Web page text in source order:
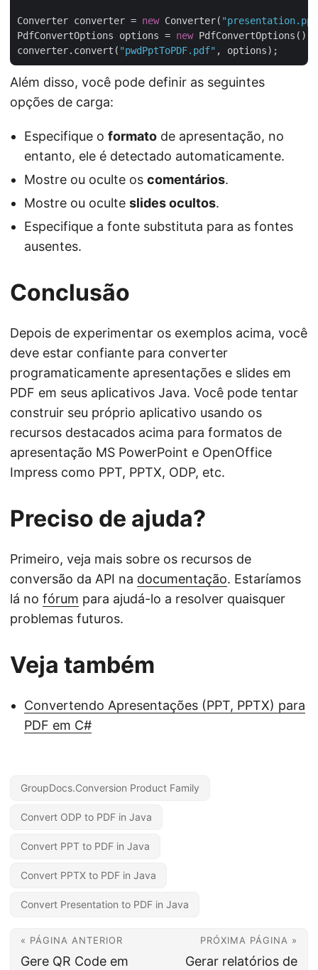
Converter converter = new Converter(
PdfConvertOptions options = new PdfConvertOptions();
converter.convert( "pwdPptToPDF.pdf"
Além disso, você pode definir as seguintes
opções de carga:
Especifique o formato de apresentação, no
entanto, ele é detectado automaticamente.
Mostre ou oculte os comentários.
Mostre ou oculte slides ocultos.
Especifique a fonte substituta para as fontes
ausentes.
Conclusão
Depois de experimentar os exemplos acima, você
deve estar confiante para converter
programaticamente apresentações e slides em
PDF em seus aplicativos Java. Você pode tentar
construir seu próprio aplicativo usando os
recursos destacados acima para formatos de
apresentação MS PowerPoint e OpenOffice
Impress como PPT, PPTX, ODP, etc.
Preciso de ajuda?
Primeiro, veja mais sobre os recursos de
conversão da API na documentação. Estaríamos
lá no fórum para ajudá-lo a resolver quaisquer
problemas futuros.
Veja também
Convertendo Apresentações (PPT, PPTX) para
PDF em C#
GroupDocs.Conversion Product Family
Convert ODP to PDF in Java
Convert PPT to PDF in Java
Convert PPTX to PDF in Java
Convert Presentation to PDF in Java
« PÁGINA ANTERIOR
Gere QR Code em
PRÓXIMA PÁGINA »
Gerar relatórios de